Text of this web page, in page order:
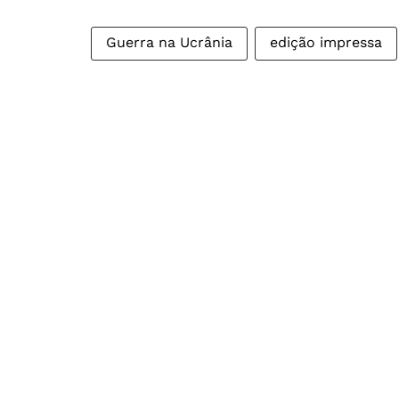
Guerra na Ucrânia edição impressa